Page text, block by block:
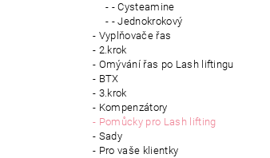
- Cysteamine
- Jednokrokový
Vyplňovače řas
2.krok
Omývání řas po Lash liftingu
BTX
3.krok
Kompenzátory
Pomůcky pro Lash lifting
Sady
Pro vaše klientky